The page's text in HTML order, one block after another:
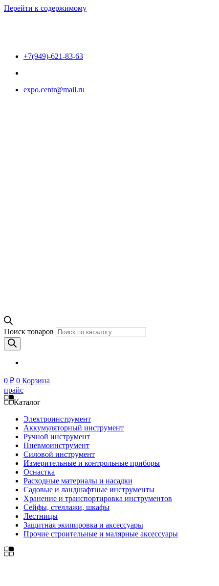
Перейти к содержимому
+7(949)-621-83-63
expo.centr@mail.ru
Поиск товаров
0 ₽ 0 Корзина
прайс
Каталог
Электроинструмент
Аккумуляторный инструмент
Ручной инструмент
Пневмоинструмент
Силовой инструмент
Измерительные и контрольные приборы
Оснастка
Расходные материалы и насадки
Садовые и ландшафтные инструменты
Хранение и транспортировка инструментов
Сейфы, стеллажи, шкафы
Лестницы
Защитная экипировка и аксессуары
Прочие строительные и малярные аксессуары